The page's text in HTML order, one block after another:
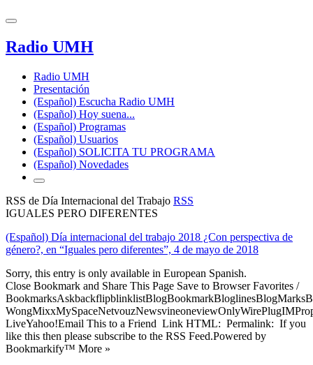
Radio UMH
Radio UMH
Presentación
(Español) Escucha Radio UMH
(Español) Hoy suena...
(Español) Programas
(Español) Usuarios
(Español) SOLICITA TU PROGRAMA
(Español) Novedades
RSS de Día Internacional del Trabajo RSS
IGUALES PERO DIFERENTES
(Español) Día internacional del trabajo 2018 ¿Con perspectiva de
género?, en “Iguales pero diferentes”, 4 de mayo de 2018
Sorry, this entry is only available in European Spanish.
Close Bookmark and Share This Page Save to Browser Favorites /
LiveYahoo!Email This to a Friend Link HTML: Permalink: If you
like this then please subscribe to the RSS Feed.Powered by
Bookmarkify™ More »